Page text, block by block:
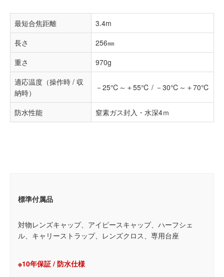
最短合焦距離
3.4m
長さ
256㎜
重さ
970g
適応温度（操作時 / 収
納時）
－25℃～＋55℃ / －30℃～＋70℃
防水性能 窒素ガス封入・水深4ｍ
標準付属品
対物レンズキャップ、アイピースキャップ、ハーフシェ
ル、キャリーストラップ、レンズクロス、専用台座
※10年保証 / 防水仕様